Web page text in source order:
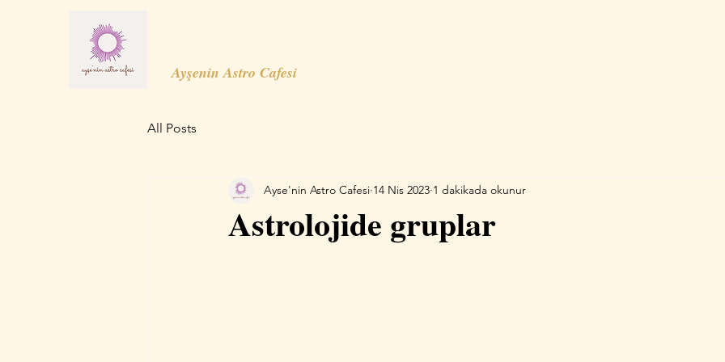
Ayşenin Astro Cafesi
All Posts
Astrolojide gruplar
Ayse'nin Astro Cafesi 14 Nis 2023 1 dakikada okunur